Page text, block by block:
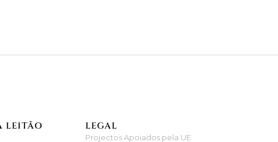
LEITÃO LEGAL
Projectos Apoiados pela UE